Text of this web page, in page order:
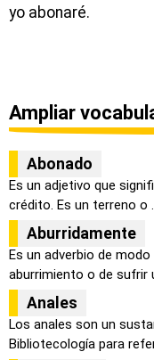
yo abonaré.
Ampliar
Abonado
Es un adjetivo que
crédito. Es un terreno o
Aburridamente
Es un adverbio de
aburrimiento o de sufrir
Anales
Los anales son un
Bibliotecología para